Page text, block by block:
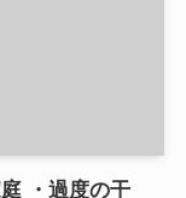
・過度の干